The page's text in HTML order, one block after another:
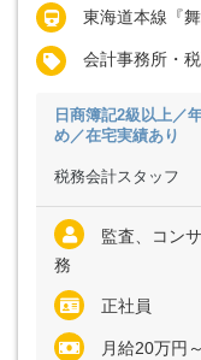
東海道本線『舞
会計事務所・
日商簿記2級以上／
め／在宅実績あり
税務会計スタッフ
監査、コン
務
正社員
月給20万円～50万円